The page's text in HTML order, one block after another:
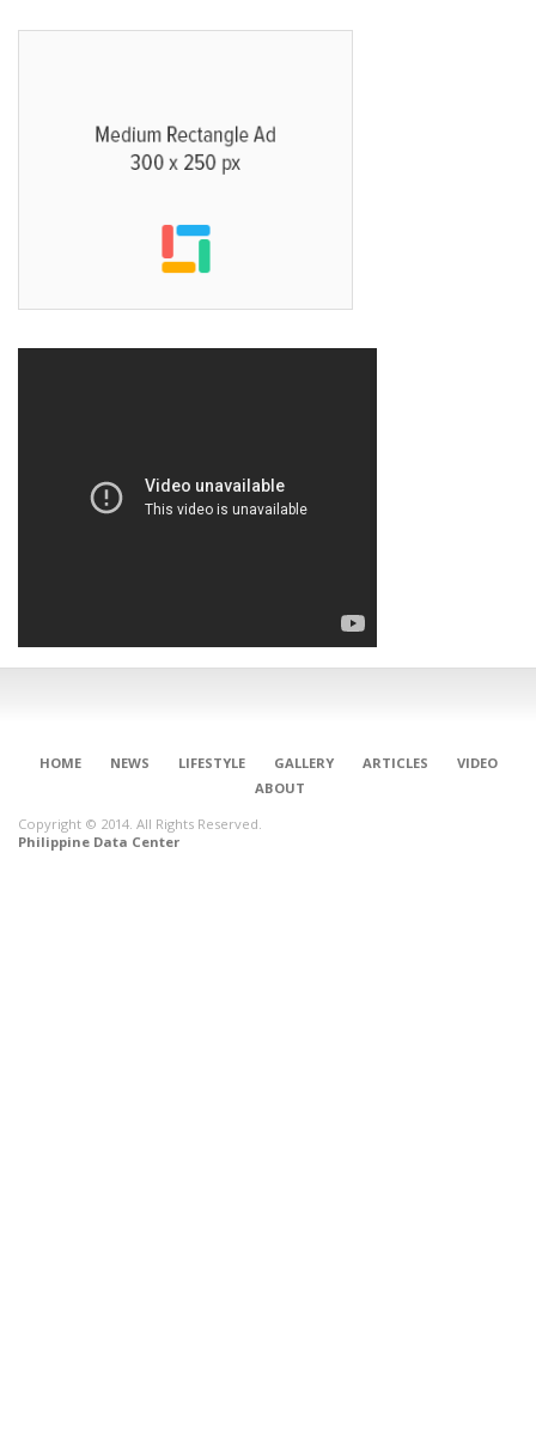
HOME NEWS LIFESTYLE GALLERY ARTICLES
VIDEO
ABOUT
Copyright © 2014. All Rights Reserved.
Philippine Data Center